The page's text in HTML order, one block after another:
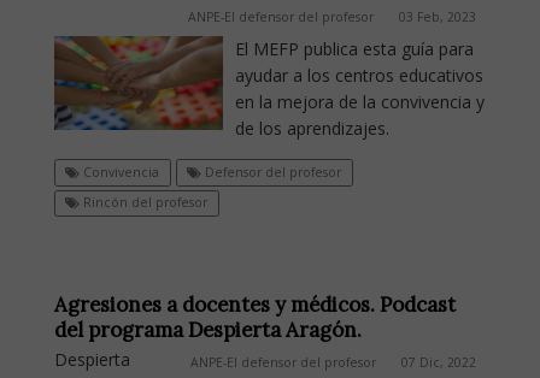
ANPE-El defensor del profesor 03 Feb, 2023
El MEFP publica esta guía para
ayudar a los centros educativos
en la mejora de la convivencia y
de los aprendizajes.
Convivencia
Defensor del profesor
Rincón del profesor
Agresiones a docentes y médicos. Podcast
del programa Despierta Aragón.
ANPE-El defensor del profesor 07 Dic, 2022
Despierta